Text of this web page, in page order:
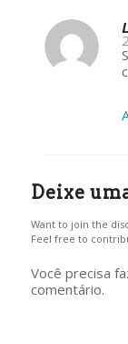
ays:
Deixe
Want to join the
Feel free to
Você precisa
comentário.